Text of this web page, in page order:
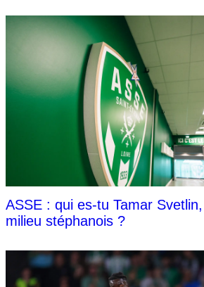
ASSE : qui es-tu Tamar
milieu stéphanois ?